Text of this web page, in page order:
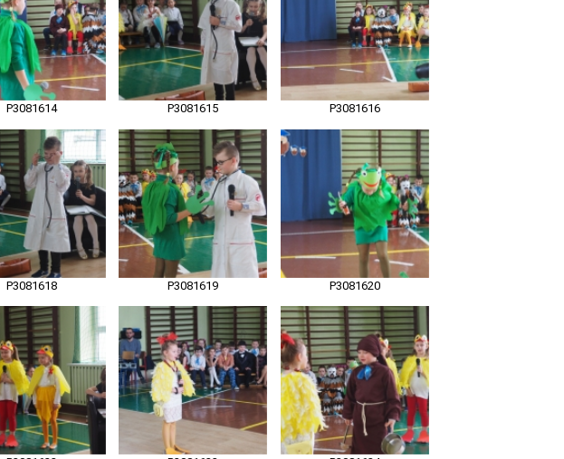
P3081614 P3081615 P3081616
P3081618 P3081619 P3081620